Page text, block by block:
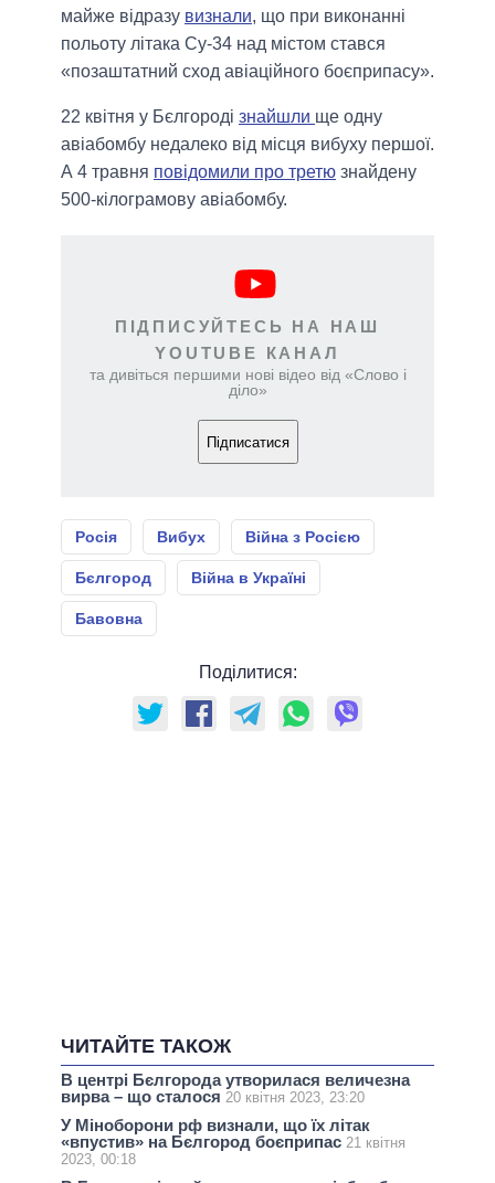
майже відразу визнали, що при виконанні
польоту літака Су-34 над містом стався
«позаштатний сход авіаційного боєприпасу».
22 квітня у Бєлгороді знайшли ще одну
авіабомбу недалеко від місця вибуху першої.
А 4 травня повідомили про третю знайдену
500-кілограмову авіабомбу.
ПІДПИСУЙТЕСЬ НА НАШ
YOUTUBE КАНАЛ
та дивіться першими нові відео від «Слово і
діло»
Підписатися
Росія Вибух Війна з Росією
Бєлгород Війна в Україні
Бавовна
Поділитися:
ЧИТАЙТЕ ТАКОЖ
В центрі Бєлгорода утворилася величезна
вирва – що сталося 20 квітня 2023, 23:20
У Міноборони рф визнали, що їх літак
«впустив» на Бєлгород боєприпас 21 квітня
2023, 00:18